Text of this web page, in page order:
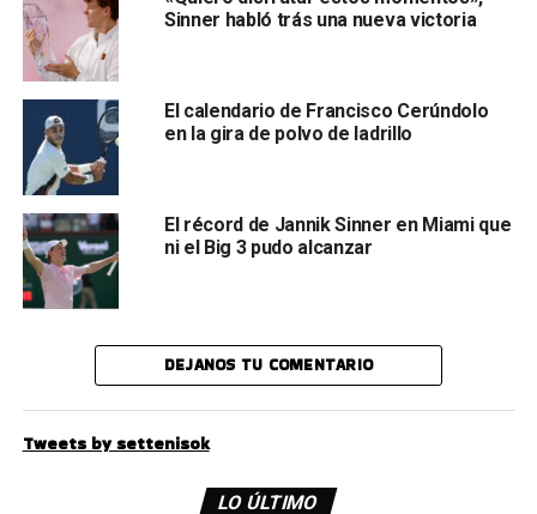
Sinner habló trás una nueva victoria
El calendario de Francisco Cerúndolo
en la gira de polvo de ladrillo
El récord de Jannik Sinner en Miami que
ni el Big 3 pudo alcanzar
DEJANOS TU COMENTARIO
Tweets by settenisok
LO ÚLTIMO